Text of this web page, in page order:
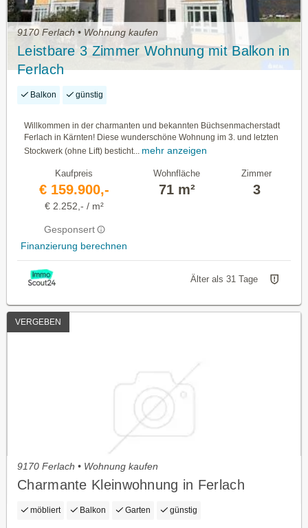
9170 Ferlach • Wohnung kaufen
Leistbare 3 Zimmer Wohnung mit Balkon in
Ferlach
Balkon günstig
Willkommen in der charmanten und bekannten Büchsenmacherstadt
Ferlach in Kärnten! Diese wunderschöne Wohnung im 3. und letzten
Stockwerk (ohne Lift) besticht...
mehr anzeigen
Kaufpreis
€ 159.900,-
€ 2.252,- / m²
Gesponsert
Finanzierung berechnen
Wohnfläche
71 m²
Zimmer
3
Älter als 31 Tage
VERGEBEN
9170 Ferlach • Wohnung kaufen
Charmante Kleinwohnung in Ferlach
möbliert Balkon Garten günstig